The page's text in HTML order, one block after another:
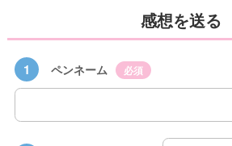
感想を送る
1 ペンネーム 必須